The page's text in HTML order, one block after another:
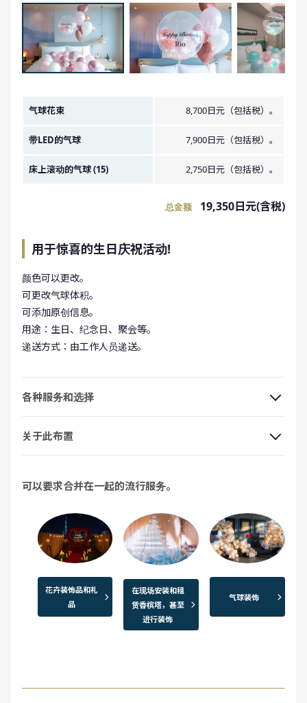
金额图像。
气球花束 8,700日元（包括税）。
带LED的气球 7,900日元（包括税）。
床上滚动的气球 (15) 2,750日元（包括税）。
总金额 19,350日元(含税)
用于惊喜的生日庆祝活动!
颜色可以更改。
可更改气球体积。
可添加原创信息。
用途：生日、纪念日、聚会等。
递送方式：由工作人员递送。
各种服务和选择
关于此布置
可以要求合并在一起的流行服务。
花卉装饰品和礼
品
在现场安装和租
赁香槟塔，甚至
进行装饰
气球装饰